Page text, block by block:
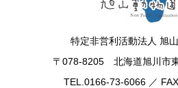
特定非営利活動法人 旭
〒078-8205 北海道旭川市
TEL.0166-73-6066 ／